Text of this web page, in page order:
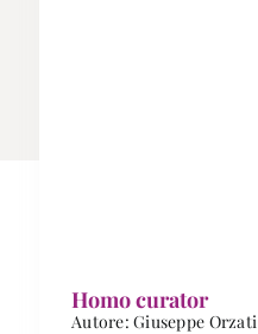
Homo curator
Autore: Giuseppe Orzati